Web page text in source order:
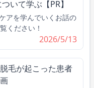
いて学ぶ【PR】
アを学んでいくお話の
覧ください！
2026/5/13
毛が起こった患者